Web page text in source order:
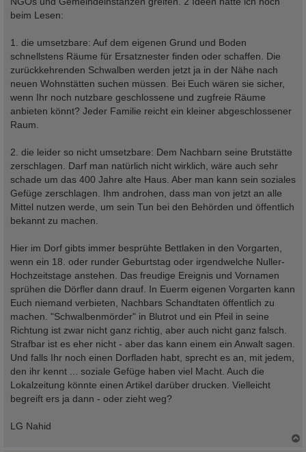
beim Lesen:
1. die umsetzbare: Auf dem eigenen Grund und Boden
schnellstens Räume für Ersatznester finden oder schaffen. Die
zurückkehrenden Schwalben werden jetzt ja in der Nähe nach
neuen Wohnstätten suchen müssen. Bei Euch wären sie sicher,
wenn Ihr noch nutzbare geschlossene und zugfreie Räume
anbieten könnt? Jeder Familie reicht ein kleiner abgeschlossener
Raum.
2. die leider so nicht umsetzbare: Dem Nachbarn seine Brutstätte
zerschlagen. Darf man natürlich nicht wirklich, wäre auch sehr
schade um das 400 Jahre alte Haus. Aber man kann sein soziales
Gefüge zerschlagen. Ihm androhen, dass man von jetzt an alle
Mittel nutzen werde, um sein Tun bei den Behörden und öffentlich
bekannt zu machen.
Hier im Dorf gibts immer besprühte Bettlaken in den Vorgarten,
wenn ein 18. oder runder Geburtstag oder irgendwelche Nuller-
Hochzeitstage anstehen. Das freudige Ereignis und Vornamen
sprühen die Dörfler dann drauf. In Euerm eigenen Vorgarten kann
Euch niemand verbieten, Nachbars Schandtaten öffentlich zu
machen. "Schwalbenmörder" in Blutrot und ein Pfeil in seine
Richtung ist zwar nicht ganz richtig, aber auch nicht ganz falsch.
Strafbar ist es eher nicht - aber das kann einem ein Anwalt sagen.
Und falls Ihr noch einen Dorfladen habt, sprecht es an, mit jedem,
den ihr kennt ... soziale Gefüge haben viel Macht. Auch die
Lokalzeitung könnte einen Artikel darüber drucken. Vielleicht
begreift ers ja dann - oder zieht weg?
LG Nahid